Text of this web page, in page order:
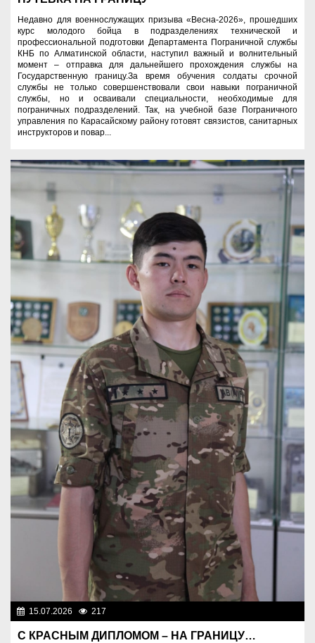
Недавно для военнослужащих призыва «Весна-2026», прошедших
курс молодого бойца в подразделениях технической и
профессиональной подготовки Департамента Пограничной службы
КНБ по Алматинской области, наступил важный и волнительный
момент – отправка для дальнейшего прохождения службы на
Государственную границу.За время обучения солдаты срочной
службы не только совершенствовали свои навыки пограничной
службы, но и осваивали специальности, необходимые для
пограничных подразделений. Так, на учебной базе Пограничного
управления по Карасайскому району готовят связистов, санитарных
инструкторов и повар...
15.07.2026 217
С КРАСНЫМ ДИПЛОМОМ – НА ГРАНИЦУ…